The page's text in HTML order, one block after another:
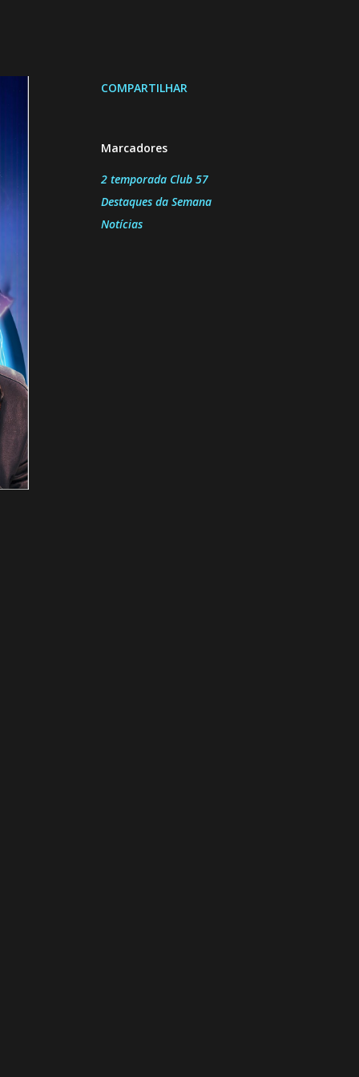
COMPARTILHAR
Marcadores
2 temporada Club 57
Destaques da Semana
Notícias